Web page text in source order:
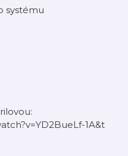
systému
1A&t